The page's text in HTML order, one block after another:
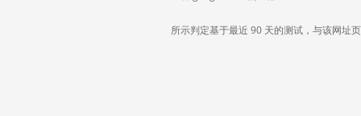
所示判定基于最近 90 天的测试，与该网址页